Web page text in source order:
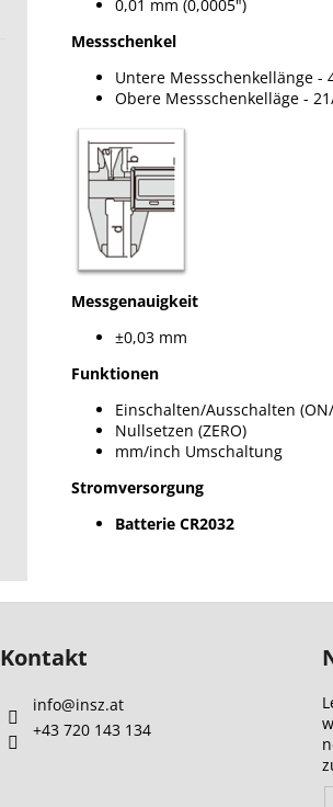
0,01 mm (0,0005")
Messschenkel
Untere Messschenkellänge -
Obere Messschenkelläge -
Messgenauigkeit
±0,03 mm
Funktionen
Einschalten/Ausschalten (ON/
Nullsetzen (ZERO)
mm/inch Umschaltung
Stromversorgung
Batterie CR2032
Kontakt
info@insz.at
+43 720 143 134